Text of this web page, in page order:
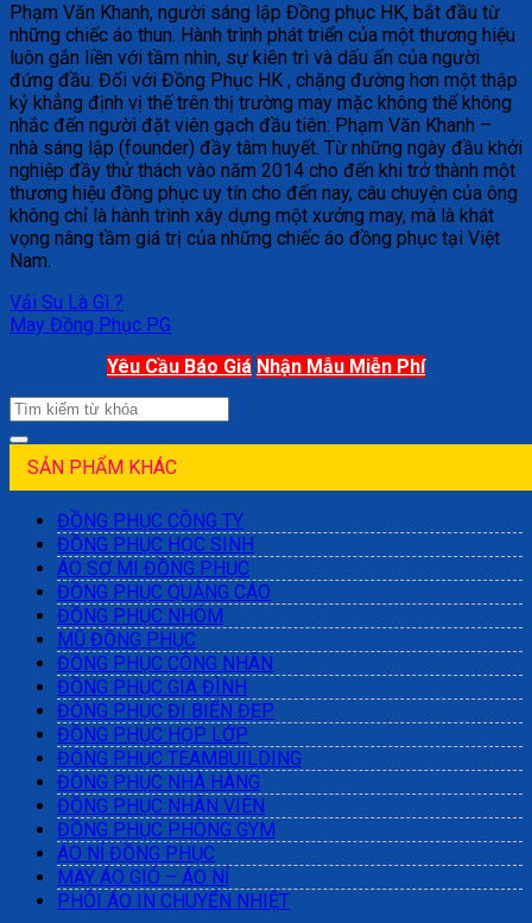
Phạm Văn Khanh, người sáng lập Đồng phục HK, bắt đầu từ
những chiếc áo thun. Hành trình phát triển của một thương hiệu
luôn gắn liền với tầm nhìn, sự kiên trì và dấu ấn của người
đứng đầu. Đối với Đồng Phục HK , chặng đường hơn một thập
kỷ khẳng định vị thế trên thị trường may mặc không thể không
nhắc đến người đặt viên gạch đầu tiên: Phạm Văn Khanh –
nhà sáng lập (founder) đầy tâm huyết. Từ những ngày đầu khởi
nghiệp đầy thử thách vào năm 2014 cho đến khi trở thành một
thương hiệu đồng phục uy tín cho đến nay, câu chuyện của ông
không chỉ là hành trình xây dựng một xưởng may, mà là khát
vọng nâng tầm giá trị của những chiếc áo đồng phục tại Việt
Nam.
Vải Su Là Gì ?
May Đồng Phục PG
Yêu Cầu Báo Giá Nhận Mẫu Miễn Phí
SẢN PHẨM KHÁC
ĐỒNG PHỤC CÔNG TY
ĐỒNG PHỤC HỌC SINH
ÁO SƠ MI ĐỒNG PHỤC
ĐỒNG PHỤC QUẢNG CÁO
ĐỒNG PHỤC NHÓM
MŨ ĐỒNG PHỤC
ĐỒNG PHỤC CÔNG NHÂN
ĐỒNG PHỤC GIA ĐÌNH
ĐỒNG PHỤC ĐI BIỂN ĐẸP
ĐỒNG PHỤC HỌP LỚP
ĐỒNG PHỤC TEAMBUILDING
ĐỒNG PHỤC NHÀ HÀNG
ĐỒNG PHỤC NHÂN VIÊN
ĐỒNG PHỤC PHÒNG GYM
ÁO NỈ ĐỒNG PHỤC
MAY ÁO GIÓ – ÁO NỈ
PHÔI ÁO IN CHUYỂN NHIỆT